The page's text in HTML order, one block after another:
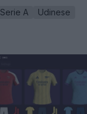
Serie A
Udinese